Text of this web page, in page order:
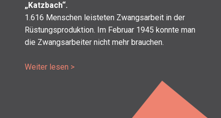
„Katz­bach“.
1.616 Men­schen leis­te­ten Zwangs­ar­beit in der
Rüs­tungs­pro­duk­ti­on. Im Febru­ar 1945 konn­te man
die Zwangs­ar­bei­ter nicht mehr brau­chen.
Wei­ter lesen >